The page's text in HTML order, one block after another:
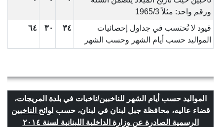
ورقم واحد: مثلاً 1965/3
قيود لا تُحتسب في جداول إحصائيات
المواليد حسب أيام الشهر وحسب الشهر
٣٤ ٣٠ ٦٤
المواليد حسب أيام الشهر للناخبين/ناخبات في بلدة المريجات،
قضاء عاليه، محافظة جبل لبنان في لبنان، حسب لوائح الناخبين
الرسمية الصادرة عن وزارة الداخلية اللبنانية لسنة ٢٠١٤